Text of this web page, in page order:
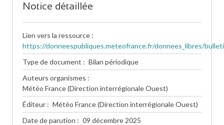
Notice détaillée
Lien vers la ressource
https://donneespubliques.meteofrance.fr/donnees_libres/
Type de document
Bilan périodique
Auteurs organismes
Météo France (Direction interrégionale Ouest)
Éditeur
Météo France (Direction interrégionale Ouest)
Date de parution
09 décembre 2025